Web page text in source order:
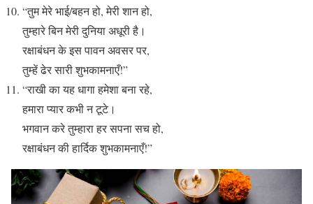
“तुम मेरे भाई/बहन हो, मेरी शान हो,
तुम्हारे बिन मेरी दुनिया अधूरी है।
रक्षाबंधन के इस पावन अवसर पर,
तुम्हें ढेर सारी शुभकामनाएँ!”
“राखी का यह धागा हमेशा बना रहे,
हमारा प्यार कभी न टूटे।
भगवान करे तुम्हारा हर सपना सच हो,
रक्षाबंधन की हार्दिक शुभकामनाएँ!”